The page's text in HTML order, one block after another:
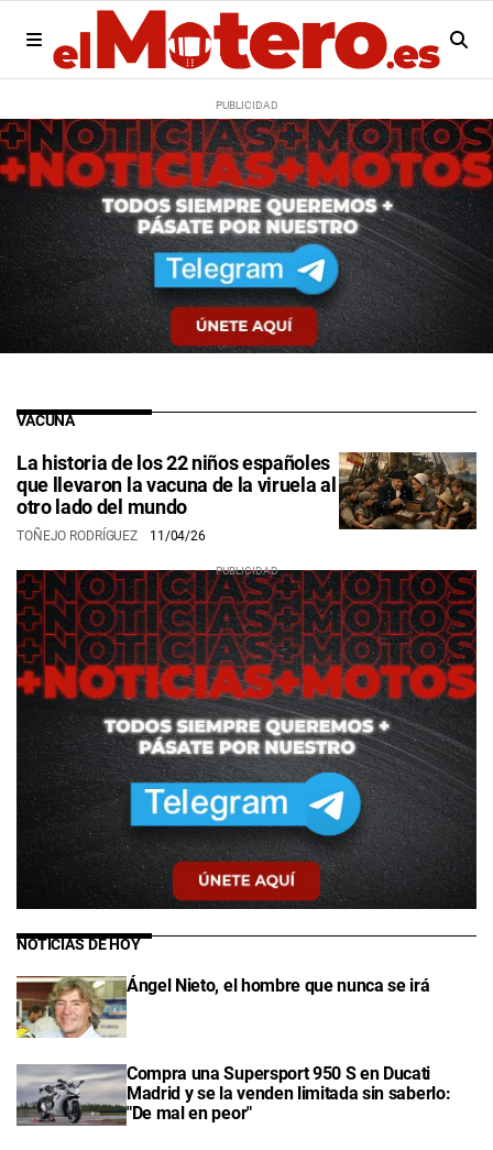
VACUNA
La historia de los 22 niños españoles
que llevaron la vacuna de la viruela al
otro lado del mundo
TOÑEJO RODRÍGUEZ 11/04/26
NOTICIAS DE HOY
Ángel Nieto, el hombre que nunca se irá
Compra una Supersport 950 S en Ducati
Madrid y se la venden limitada sin saberlo:
"De mal en peor"